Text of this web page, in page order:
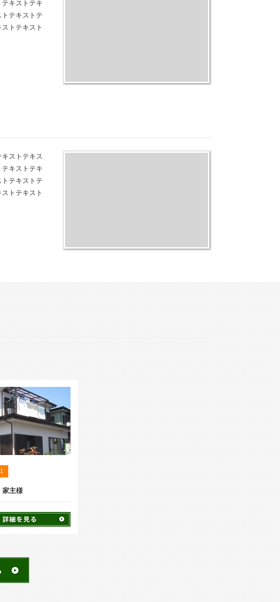
キストテキ
テキストテ
トテキスト
ストテキス
キストテキ
テキストテ
トテキスト
主様